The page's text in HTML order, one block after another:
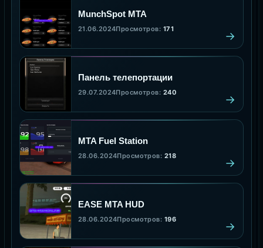
MunchSpot MTA
21.06.2024Просмотров: 171
Панель телепортации
29.07.2024Просмотров: 240
MTA Fuel Station
28.06.2024Просмотров: 218
EASE MTA HUD
28.06.2024Просмотров: 196